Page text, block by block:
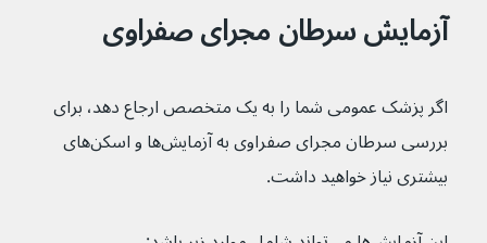
آزمایش سرطان مجرای صفراوی
اگر پزشک عمومی شما را به یک متخصص ارجاع دهد، برای
بررسی سرطان مجرای صفراوی به آزمایش‌ها و اسکن‌های
بیشتری نیاز خواهید داشت.